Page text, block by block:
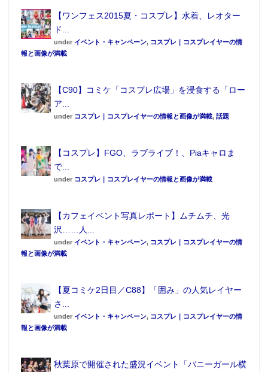
【ワンフェス2015夏・コスプレ】水着、レオター
ド...
under イベント・キャンペーン, コスプレ｜コスプレイヤーの情
報と画像が満載
【C90】コミケ「コスプレ広場」を浸食する「ロー
ア...
under コスプレ｜コスプレイヤーの情報と画像が満載, 話題
【コスプレ】FGO、ラブライブ！、Piaキャロま
で...
under コスプレ｜コスプレイヤーの情報と画像が満載
【カフェイベント写真レポート】ムチムチ、光
沢……人...
under イベント・キャンペーン, コスプレ｜コスプレイヤーの情
報と画像が満載
【夏コミケ2日目／C88】「囲み」の人気レイヤー
さ...
under イベント・キャンペーン, コスプレ｜コスプレイヤーの情
報と画像が満載
秋葉原で開催された盛況イベント「バニーガール横